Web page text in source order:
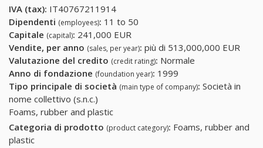
IVA (tax): IT40767211914
Dipendenti (employees): 11 to 50
Capitale (capital): 241,000 EUR
Vendite, per anno (sales, per year): più di 513,000,000 EUR
Valutazione del credito (credit rating): Normale
Anno di fondazione (foundation year): 1999
Tipo principale di società (main type of company): Società in
nome collettivo (s.n.c.)
Foams, rubber and plastic
Categoria di prodotto (product category): Foams, rubber and
plastic